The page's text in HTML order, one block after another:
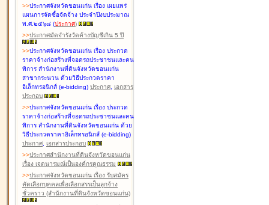
>>ประกาศจังหวัดขอนแก่น เรื่อง เผยแพร่
แผนการจัดซื้อจัดจ้าง ประจำปีงบประมาณ
พ.ศ.๒๕๖๘ (ประกาศ)
>>ประกาศมัดจำรังวัดค้างบัญชีเกิน 5 ปี
>>ประกาศจังหวัดขอนแก่น เรื่อง ประกวด
ราคาจ้างก่อสร้างที่จอดรถประชาชนและคน
พิการ สำนักงานที่ดินจังหวัดขอนแก่น
สาขากระนวน ด้วยวิธีประกวดราคา
อิเล็กทรอนิกส์ (e-bidding) ประกาศ, เอกสาร
ประกอบ
>>ประกาศจังหวัดขอนแก่น เรื่อง ประกวด
ราคาจ้างก่อสร้างที่จอดรถประชาชนและคน
พิการ สำนักงานที่ดินจังหวัดขอนแก่น ด้วย
วิธีประกวดราคาอิเล็กทรอนิกส์ (e-bidding)
ประกาศ, เอกสารประกอบ
>>ประกาศสำนักงานที่ดินจังหวัดขอนแก่น
เรื่อง เจตนารมณ์เป็นองค์กรคุณธรรม
>>ประกาศจังหวัดขอนแก่น เรื่อง รับสมัคร
คัดเลือกบุคคลเพื่อเลือกสรรเป็นลูกจ้าง
ชั่วคราว (สำนักงานที่ดินจังหวัดขอนแก่น)